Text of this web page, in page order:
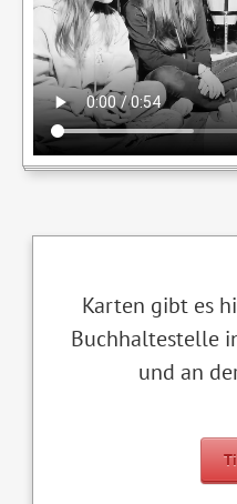
Karten gibt es
Buchhaltestelle
und an